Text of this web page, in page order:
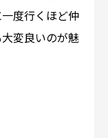
度行くほど仲
変良いのが魅